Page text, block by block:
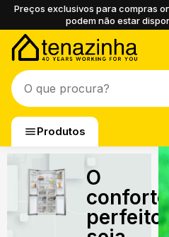
Preços exclusivos para compras
podem não estar
Produtos
O
conforto
perfeito,